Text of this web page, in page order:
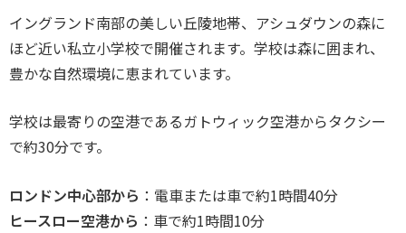
イングランド南部の美しい丘陵地帯、アシュダウンの森に
ほど近い私立小学校で開催されます。学校は森に囲まれ、
豊かな自然環境に恵まれています。
学校は最寄りの空港であるガトウィック空港からタクシー
で約30分です。
ロンドン中心部から ：電車または車で約1時間40分
ヒースロー空港から ：車で約1時間10分